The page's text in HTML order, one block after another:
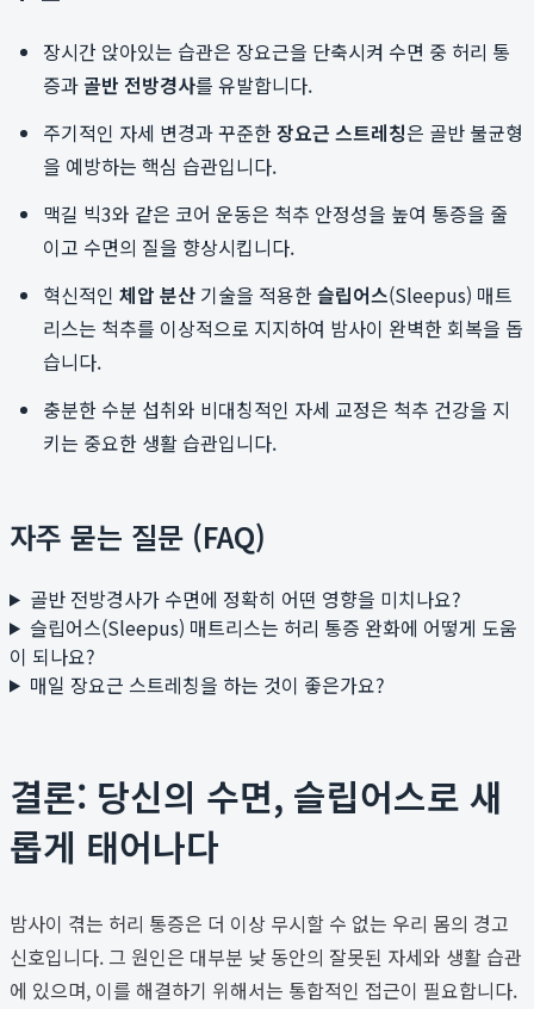
장시간 앉아있는 습관은 장요근을 단축시켜 수면 중 허리 통
증과 골반 전방경사를 유발합니다.
주기적인 자세 변경과 꾸준한장요근 스트레칭은 골반 불균형
을 예방하는 핵심 습관입니다.
맥길 빅3와 같은 코어 운동은 척추 안정성을 높여 통증을 줄
이고 수면의 질을 향상시킵니다.
혁신적인 체압 분산 기술을 적용한슬립어스(Sleepus) 매트
리스는 척추를 이상적으로 지지하여 밤사이 완벽한 회복을 돕
습니다.
충분한 수분 섭취와 비대칭적인 자세 교정은 척추 건강을 지
키는 중요한 생활 습관입니다.
자주 묻는 질문 (FAQ)
골반 전방경사가 수면에 정확히 어떤 영향을 미치나요?
슬립어스(Sleepus) 매트리스는 허리 통증 완화에 어떻게 도움
이 되나요?
매일 장요근 스트레칭을 하는 것이 좋은가요?
결론: 당신의 수면, 슬립어스로 새
롭게 태어나다
밤사이 겪는 허리 통증은 더 이상 무시할 수 없는 우리 몸의 경고
신호입니다. 그 원인은 대부분 낮 동안의 잘못된 자세와 생활 습관
에 있으며, 이를 해결하기 위해서는 통합적인 접근이 필요합니다.